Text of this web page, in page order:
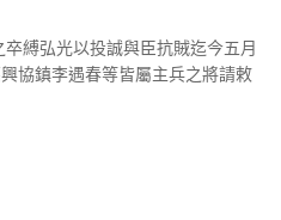
縛弘光以投誠與臣抗賊迄今五月
協鎮李遇春等皆屬主兵之將請敕